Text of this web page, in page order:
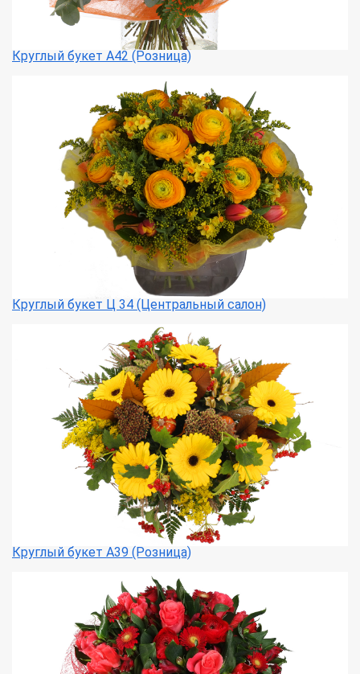
Круглый букет А42 (Розница)
Круглый букет Ц 34 (Центральный салон)
Круглый букет А39 (Розница)